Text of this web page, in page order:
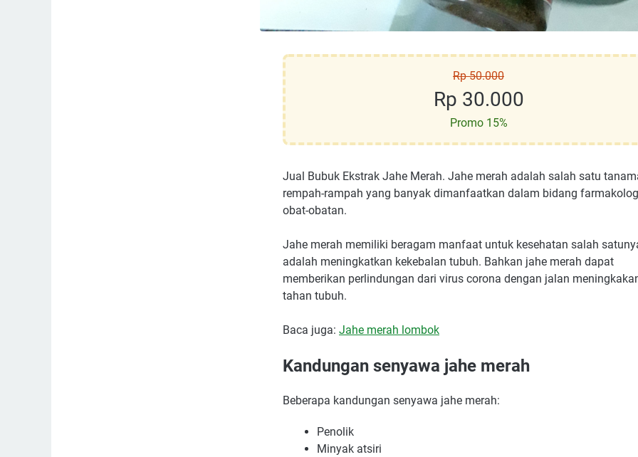
Rp 50.000
Rp 30.000
Promo 15%
Jual Bubuk Ekstrak Jahe Merah. Jahe merah adalah salah satu
rempah-rampah yang banyak dimanfaatkan dalam bidang
obat-obatan.
Jahe merah memiliki beragam manfaat untuk kesehatan salah
adalah meningkatkan kekebalan tubuh. Bahkan jahe merah dapat
memberikan perlindungan dari virus corona dengan jalan
tahan tubuh.
Baca juga: Jahe merah lombok
Kandungan senyawa jahe merah
Beberapa kandungan senyawa jahe merah:
Penolik
Minyak atsiri